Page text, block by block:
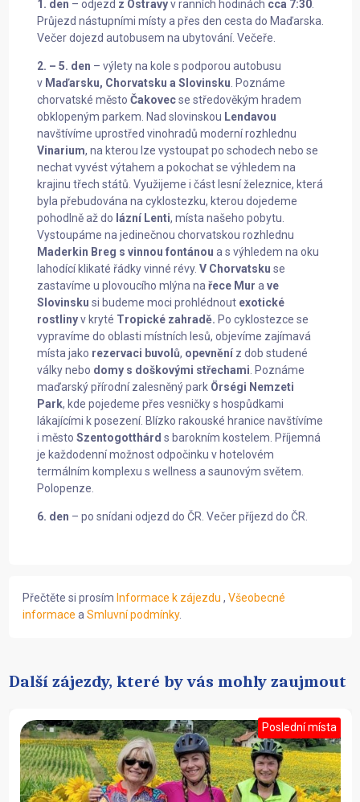
1. den – odjezd z Ostravyv ranních hodinách cca 7:30.
Průjezd nástupními místy a přes den cesta do Maďarska.
Večer dojezd autobusem na ubytování. Večeře.
2. – 5. den – výlety na kole s podporou autobusu
v Maďarsku, Chorvatsku a Slovinsku . Poznáme
chorvatské město Čakovecse středověkým hradem
obklopeným parkem. Nad slovinskou Lendavou
navštívíme uprostřed vinohradů moderní rozhlednu
Vinarium, na kterou lze vystoupat po schodech nebo se
nechat vyvést výtahem a pokochat se výhledem na
krajinu třech států. Využijeme i část lesní železnice, která
byla přebudována na cyklostezku, kterou dojedeme
pohodlně až do lázní Lenti, místa našeho pobytu.
Vystoupáme na jedinečnou chorvatskou rozhlednu
Maderkin Breg s vinnou fontánou a s výhledem na oku
lahodící klikaté řádky vinné révy. V Chorvatsku se
zastavíme u plovoucího mlýna na řece Mur a ve
Slovinsku si budeme moci prohlédnout exotické
rostlinyv kryté Tropické zahradě. Po cyklostezce se
vypravíme do oblasti místních lesů, objevíme zajímavá
místa jako rezervaci buvolů, opevnění z dob studené
války nebo domy s doškovými střechami . Poznáme
maďarský přírodní zalesněný park Örségi Nemzeti
Park, kde pojedeme přes vesničky s hospůdkami
lákajícími k posezení. Blízko rakouské hranice navštívíme
i město Szentogotthárd s barokním kostelem. Příjemná
je každodenní možnost odpočinku v hotelovém
termálním komplexu s wellness a saunovým světem.
Polopenze.
6. den – po snídani odjezd do ČR. Večer příjezd do ČR.
Přečtěte si prosím Informace k zájezdu , Všeobecné
informace a Smluvní podmínky.
Další zájezdy, které by vás mohly zaujmout
Poslední místa